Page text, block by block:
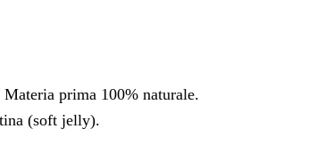
prima 100% naturale.
(soft jelly).